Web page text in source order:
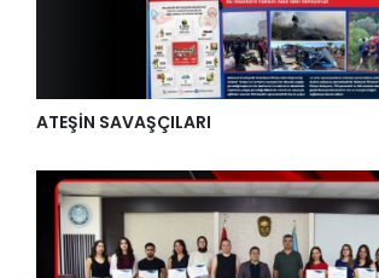
ATEŞİN SAVAŞÇILARI